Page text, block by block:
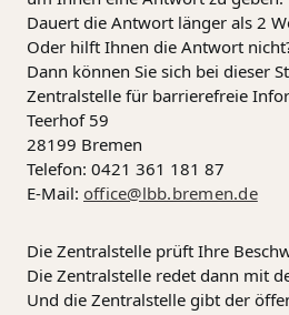
Dauert die Antwort länger als 2
Oder hilft Ihnen die Antwort
Dann können Sie sich bei dieser
Zentralstelle für barrierefreie
Teerhof 59
28199 Bremen
Telefon: 0421 361 181 87
E-Mail: office@lbb.bremen.de
Die Zentralstelle prüft Ihre
Die Zentralstelle redet dann mit
Und die Zentralstelle gibt der